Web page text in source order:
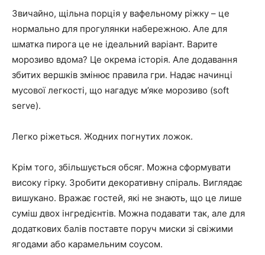
Звичайно, щільна порція у вафельному ріжку – це
нормально для прогулянки набережною. Але для
шматка пирога це не ідеальний варіант. Варите
морозиво вдома? Це окрема історія. Але додавання
збитих вершків змінює правила гри. Надає начинці
мусової легкості, що нагадує м’яке морозиво (soft
serve).
Легко ріжеться. Жодних погнутих ложок.
Крім того, збільшується обсяг. Можна сформувати
високу гірку. Зробити декоративну спіраль. Виглядає
вишукано. Вражає гостей, які не знають, що це лише
суміш двох інгредієнтів. Можна подавати так, але для
додаткових балів поставте поруч миски зі свіжими
ягодами або карамельним соусом.